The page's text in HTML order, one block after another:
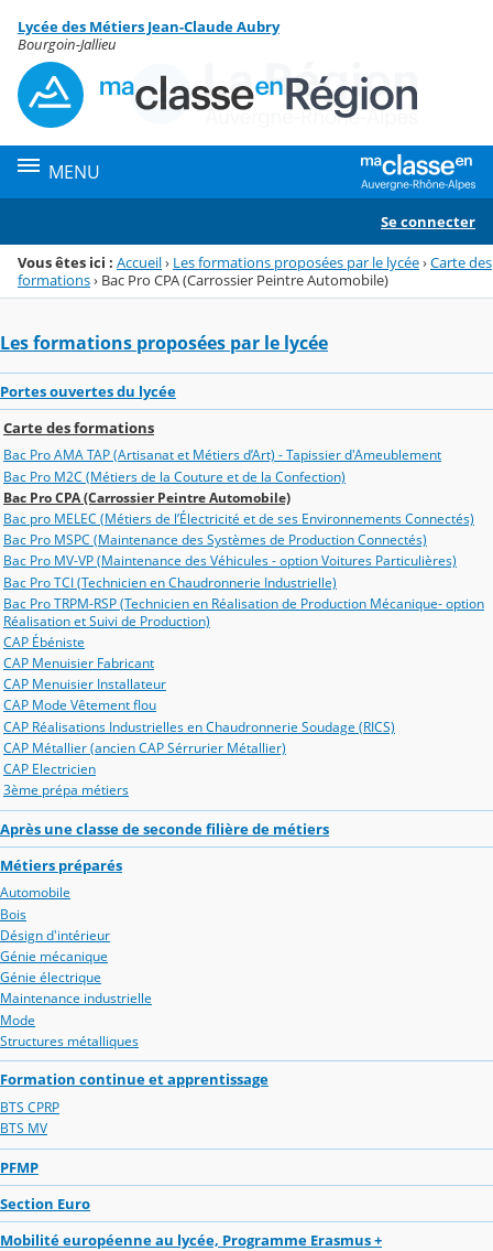
Menu de la rubrique
Contenu
Lycée des Métiers Jean-Claude Aubry
Bourgoin-Jallieu
MENU
Se connecter
Vous êtes ici : Accueil› Les formations proposées par le lycée›Carte des
formations› Bac Pro CPA (Carrossier Peintre Automobile)
Les formations proposées par le lycée
Portes ouvertes du lycée
Carte des formations
Bac Pro AMA TAP (Artisanat et Métiers d’Art) - Tapissier d'Ameublement
Bac Pro M2C (Métiers de la Couture et de la Confection)
Bac Pro CPA (Carrossier Peintre Automobile)
Bac pro MELEC (Métiers de l’Électricité et de ses Environnements Connectés)
Bac Pro MSPC (Maintenance des Systèmes de Production Connectés)
Bac Pro MV-VP (Maintenance des Véhicules - option Voitures Particulières)
Bac Pro TCI (Technicien en Chaudronnerie Industrielle)
Bac Pro TRPM-RSP (Technicien en Réalisation de Production Mécanique- option
Réalisation et Suivi de Production)
CAP Ébéniste
CAP Menuisier Fabricant
CAP Menuisier Installateur
CAP Mode Vêtement flou
CAP Réalisations Industrielles en Chaudronnerie Soudage (RICS)
CAP Métallier (ancien CAP Sérrurier Métallier)
CAP Electricien
3ème prépa métiers
Après une classe de seconde filière de métiers
Métiers préparés
Automobile
Bois
Désign d'intérieur
Génie mécanique
Génie électrique
Maintenance industrielle
Mode
Structures métalliques
Formation continue et apprentissage
BTS CPRP
BTS MV
PFMP
Section Euro
Mobilité européenne au lycée, Programme Erasmus +